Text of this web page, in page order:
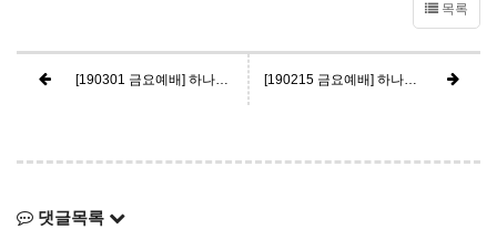
목록
[190301 금요예배] 하나님의 이름 5 - 목자되시는 하나님, 여호와 로이 (시편 23편 1~6절) [190215 금요예배] 하나님의 이름 3 - 승리주시는 하나님, 여호와 닛시 (출애굽기 17장 6~16절)
댓글목록